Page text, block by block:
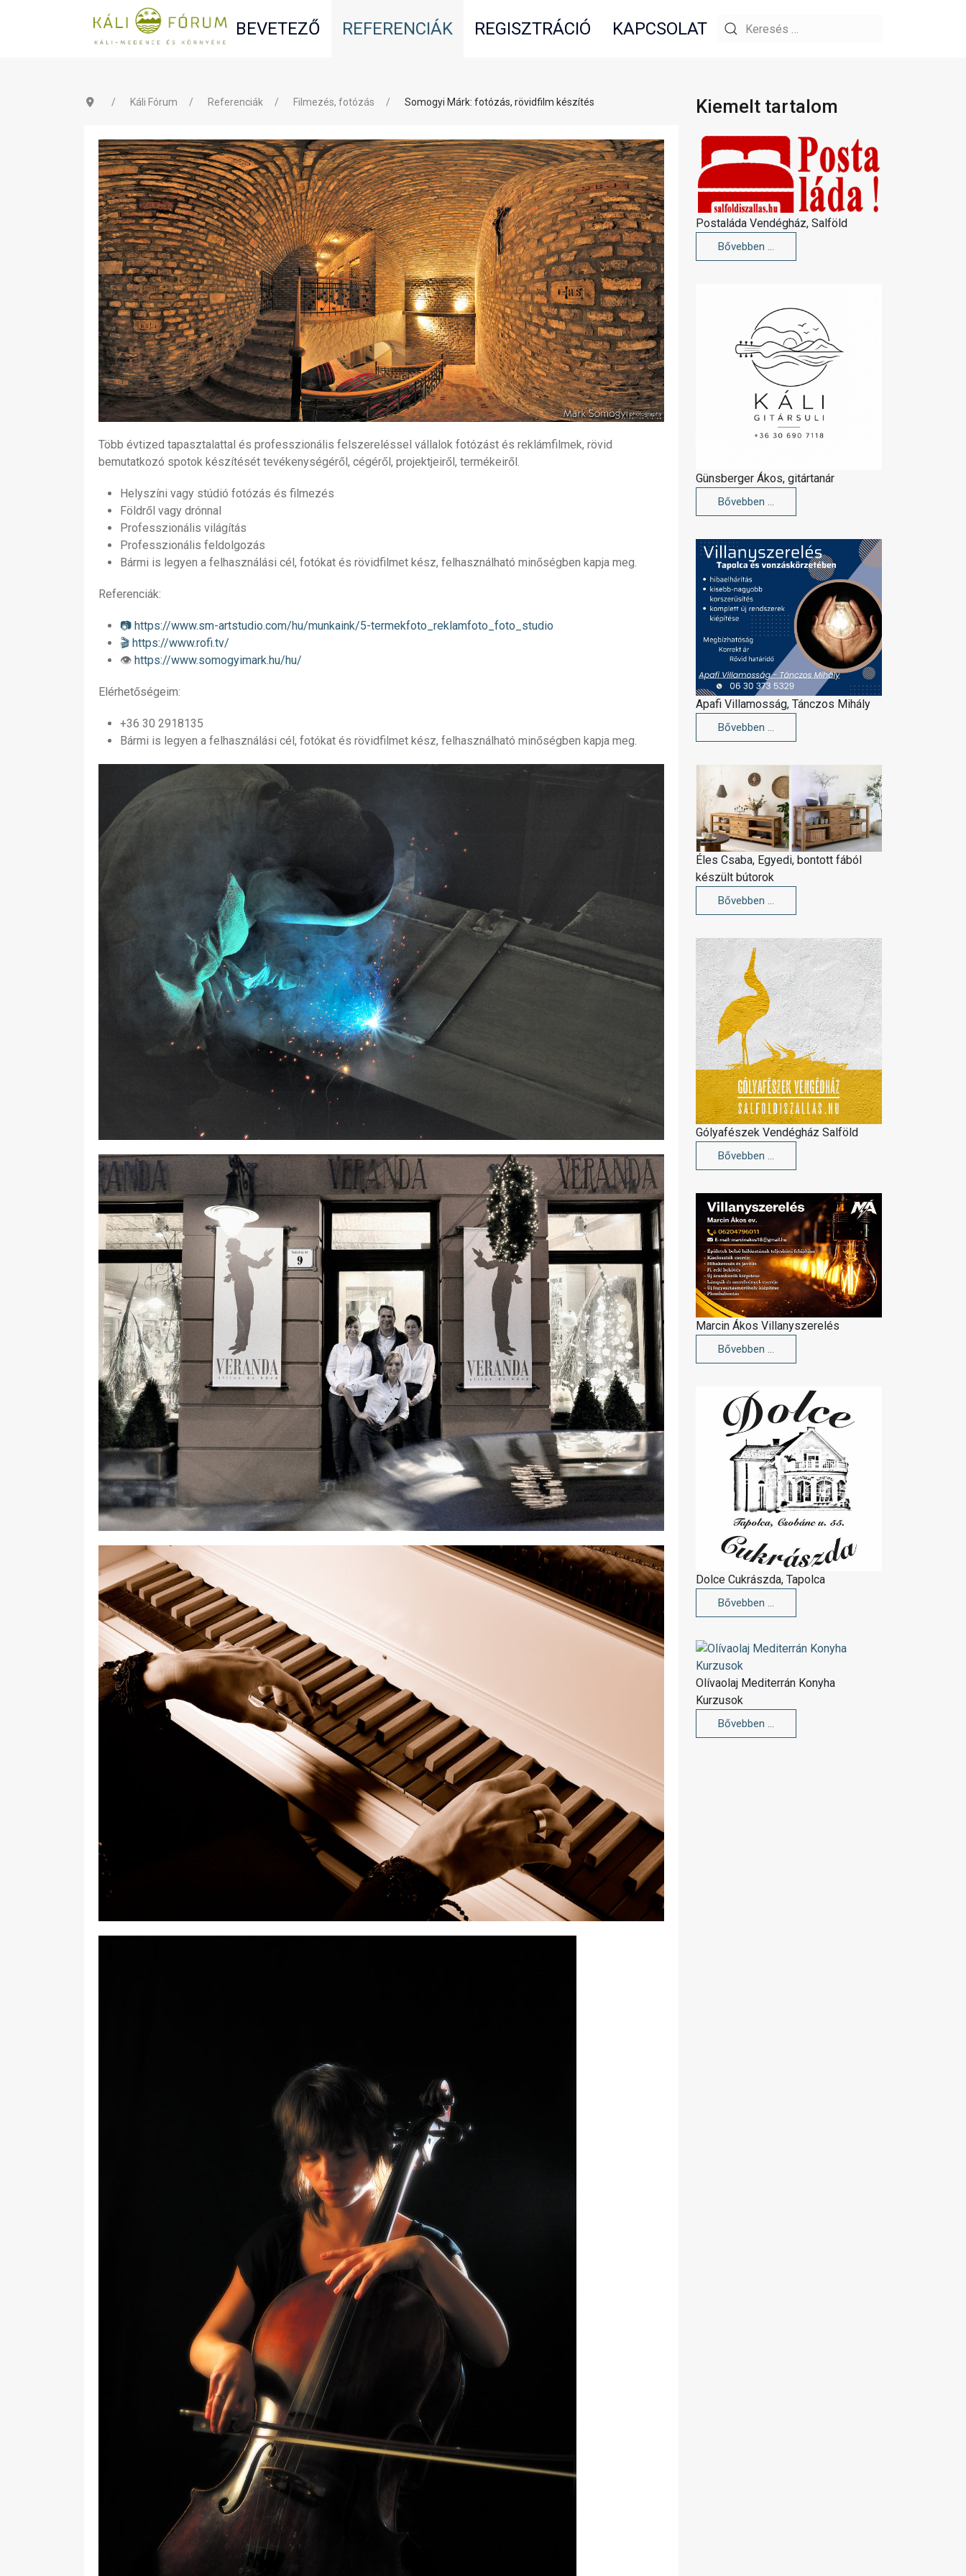
BEVETEZŐ REFERENCIÁK REGISZTRÁCIÓ KAPCSOLAT
Káli Fórum Referenciák Filmezés, fotózás Somogyi Márk: fotózás, rövidfilm készítés
Több évtized tapasztalattal és professzionális felszereléssel vállalok fotózást és reklámfilmek, rövid
bemutatkozó spotok készítését tevékenységéről, cégéről, projektjeiről, termékeiről.
Helyszíni vagy stúdió fotózás és filmezés
Földről vagy drónnal
Professzionális világítás
Professzionális feldolgozás
Bármi is legyen a felhasználási cél, fotókat és rövidfilmet kész, felhasználható minőségben kapja meg.
Referenciák:
📷 https://www.sm-artstudio.com/hu/munkaink/5-termekfoto_reklamfoto_foto_studio
🎬 https://www.rofi.tv/
👁 https://www.somogyimark.hu/hu/
Elérhetőségeim:
+36 30 2918135
Bármi is legyen a felhasználási cél, fotókat és rövidfilmet kész, felhasználható minőségben kapja meg.
Kiemelt tartalom
Postaláda Vendégház, Salföld
Bővebben …
Günsberger Ákos, gitártanár
Bővebben …
Apafi Villamosság, Tánczos Mihály
Bővebben …
Éles Csaba, Egyedi, bontott fából
készült bútorok
Bővebben …
Gólyafészek Vendégház Salföld
Bővebben …
Marcin Ákos Villanyszerelés
Bővebben …
Dolce Cukrászda, Tapolca
Bővebben …
Olívaolaj Mediterrán Konyha
Kurzusok
Bővebben …